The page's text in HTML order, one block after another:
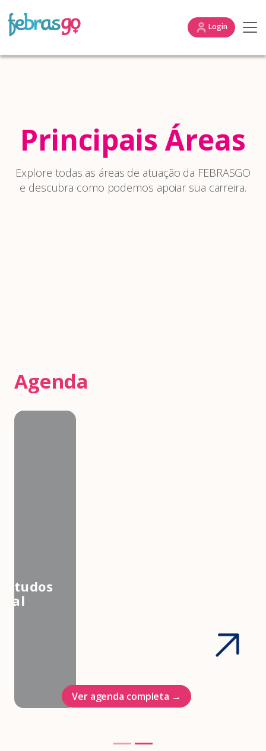
Login
Principais Áreas
Explore todas as áreas de atuação da FEBRASGO
e descubra como podemos apoiar sua carreira.
Agenda
Associação Brasileira de Estudos
Ver agenda completa →